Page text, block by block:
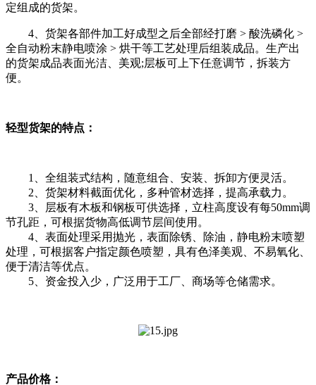
定组成的货架。
4、货架各部件加工好成型之后全部经打磨 > 酸洗磷化 >
全自动粉末静电喷涂 > 烘干等工艺处理后组装成品。生产出
的货架成品表面光洁、美观;层板可上下任意调节，拆装方
便。
轻型货架的特点：
1、全组装式结构，随意组合、安装、拆卸方便灵活。
2、货架材料截面优化，多种管材选择，提高承载力。
3、层板有木板和钢板可供选择，立柱高度设有每50mm调
节孔距，可根据货物高低调节层间使用。
4、表面处理采用抛光，表面除锈、除油，静电粉末喷塑
处理，可根据客户指定颜色喷塑，具有色泽美观、不易氧化、
便于清洁等优点。
5、资金投入少，广泛用于工厂、商场等仓储需求。
产品价格：